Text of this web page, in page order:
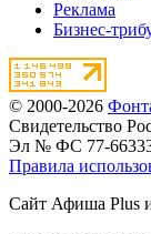
Реклама
Бизнес-
© 2000-2026
Свидетельство
Эл № ФС 77-66333
Правила
Сайт Афиша Plus